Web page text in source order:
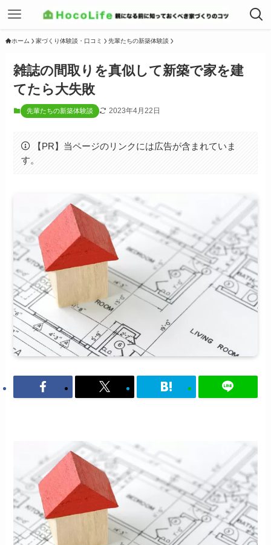
ホーム 家づくり体験談・口コミ 先輩たちの新築体験談
雑誌の間取りを真似して新築で家を建
てたら大失敗
先輩たちの新築体験談 2023年4月22日
【PR】当ページのリンクには広告が含まれていま
す。